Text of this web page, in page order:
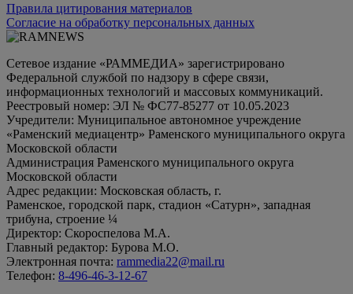
Правила цитирования материалов
Согласие на обработку персональных данных
Сетевое издание «РАММЕДИА» зарегистрировано
Федеральной службой по надзору в сфере связи,
информационных технологий и массовых коммуникаций.
Реестровый номер: ЭЛ № ФС77-85277 от 10.05.2023
Учредители: Муниципальное автономное учреждение
«Раменский медиацентр» Раменского муниципального округа
Московской области
Администрация Раменского муниципального округа
Московской области
Адрес редакции: Московская область, г.
Раменское, городской парк, стадион «Сатурн», западная
трибуна, строение ¼
Директор: Скороспелова М.А.
Главный редактор: Бурова М.О.
Электронная почта: rammedia22@mail.ru
Телефон: 8-496-46-3-12-67